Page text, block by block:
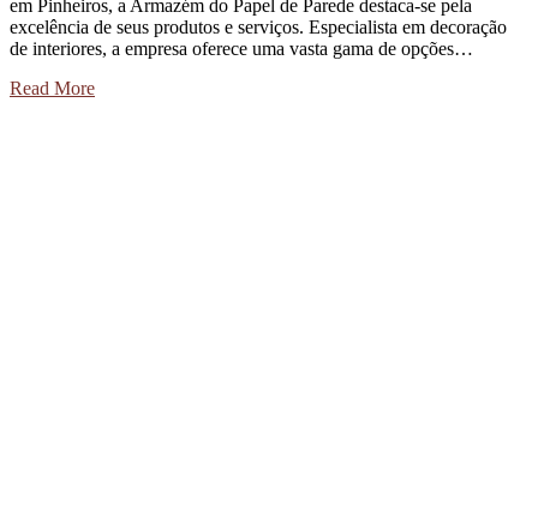
em Pinheiros, a Armazém do Papel de Parede destaca-se pela
excelência de seus produtos e serviços. Especialista em decoração
de interiores, a empresa oferece uma vasta gama de opções…
Read More